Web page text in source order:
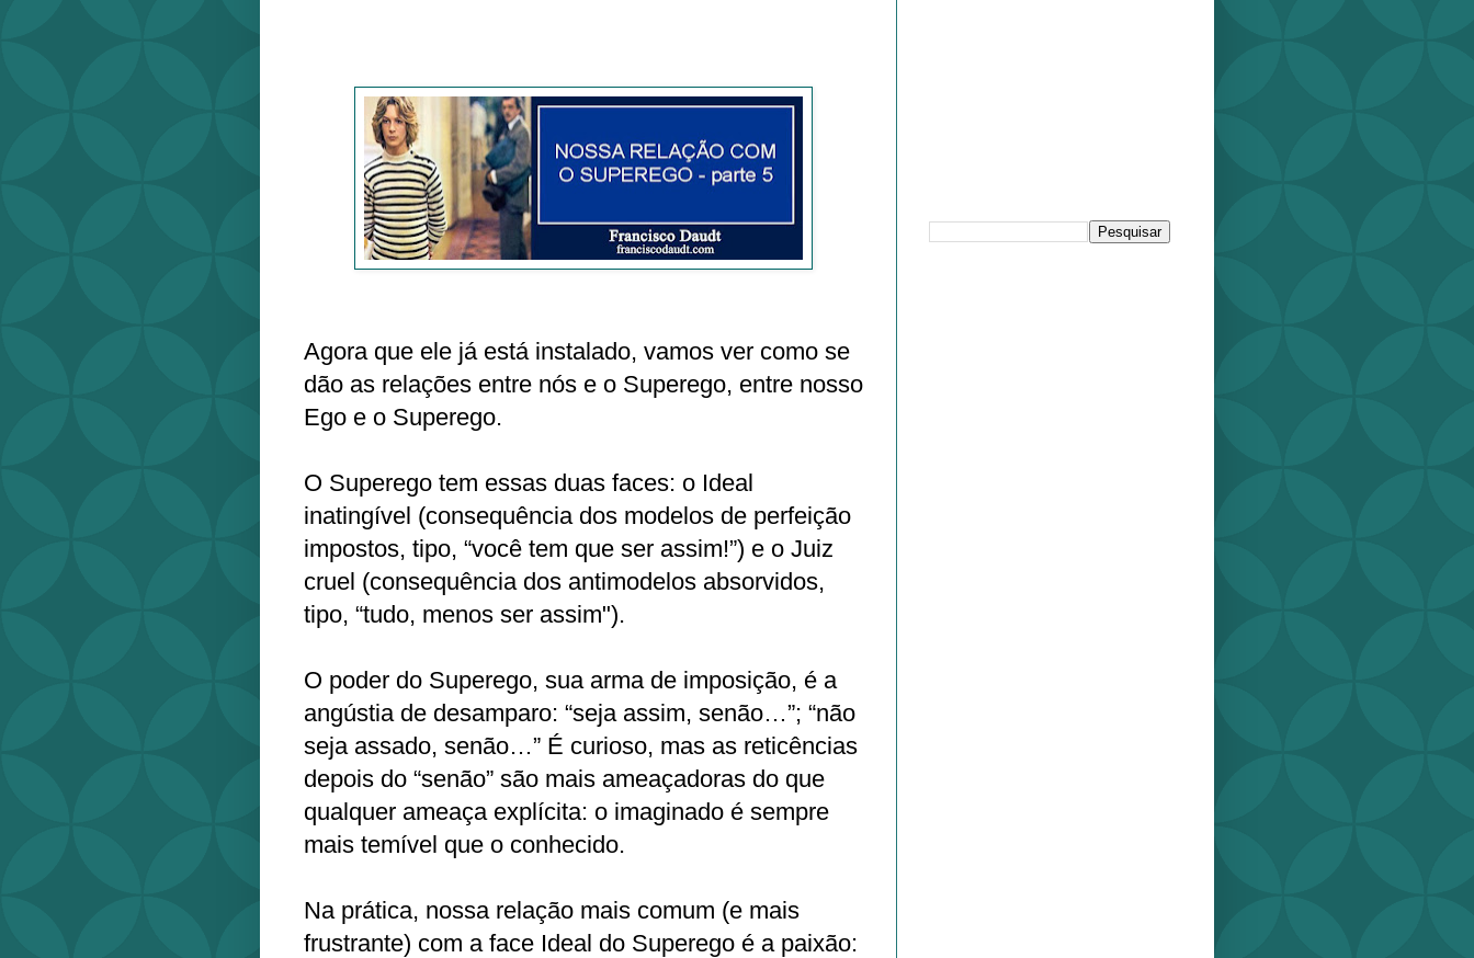
Agora que ele já está instalado, vamos ver como se
dão as relações entre nós e o Superego, entre nosso
Ego e o Superego.
O Superego tem essas duas faces: o Ideal
inatingível (consequência dos modelos de perfeição
impostos, tipo, “você tem que ser assim!”) e o Juiz
cruel (consequência dos antimodelos absorvidos,
tipo, “tudo, menos ser assim").
O poder do Superego, sua arma de imposição, é a
angústia de desamparo: “seja assim, senão…”; “não
seja assado, senão…” É curioso, mas as reticências
depois do “senão” são mais ameaçadoras do que
qualquer ameaça explícita: o imaginado é sempre
mais temível que o conhecido.
Na prática, nossa relação mais comum (e mais
frustrante) com a face Ideal do Superego é a paixão: